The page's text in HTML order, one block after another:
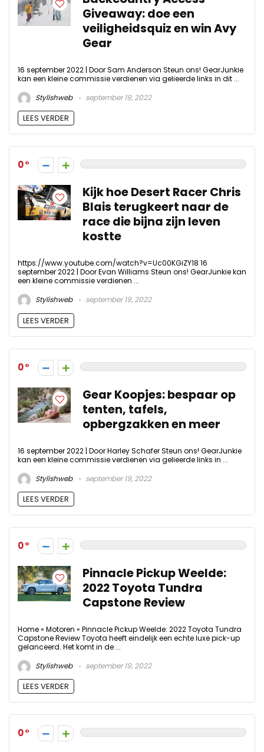
Giveaway: doe een
veiligheidsquiz en win Avy
Gear
16 september 2022 | Door Sam Anderson Steun ons! GearJunkie
kan een kleine commissie verdienen via gelieerde links in dit ...
Stylishweb
september 19, 2022
LEES VERDER
0
Kijk hoe Desert Racer Chris
Blais terugkeert naar de
race die bijna zijn leven
kostte
https://www.youtube.com/watch?v=Uc00KGiZY18 16
september 2022 | Door Evan Williams Steun ons! GearJunkie kan
een kleine commissie verdienen ...
Stylishweb
september 19, 2022
LEES VERDER
0
Gear Koopjes: bespaar op
tenten, tafels,
opbergzakken en meer
16 september 2022 | Door Harley Schafer Steun ons! GearJunkie
kan een kleine commissie verdienen via gelieerde links in ...
Stylishweb
september 19, 2022
LEES VERDER
0
Pinnacle Pickup Weelde:
2022 Toyota Tundra
Capstone Review
Home » Motoren » Pinnacle Pickup Weelde: 2022 Toyota Tundra
Capstone Review Toyota heeft eindelijk een echte luxe pick-up
gelanceerd. Het komt in de ...
Stylishweb
september 19, 2022
LEES VERDER
0